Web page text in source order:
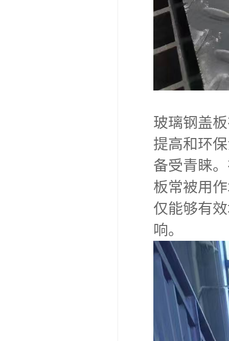
玻璃钢盖
提高和环
备受青睐
板常被用
仅能够有
响。